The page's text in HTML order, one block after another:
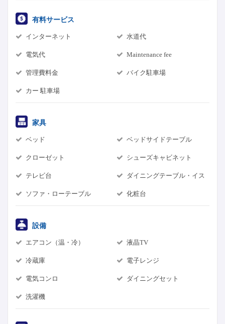
有料サービス
インターネット 水道代
電気代 Maintenance fee
管理費料金 バイク駐車場
カー 駐車場
家具
ベッド ベッドサイドテーブル
クローゼット シューズキャビネット
テレビ台 ダイニングテーブル・イス
ソファ・ローテーブル 化粧台
設備
エアコン（温・冷） 液晶TV
冷蔵庫 電子レンジ
電気コンロ ダイニングセット
洗濯機